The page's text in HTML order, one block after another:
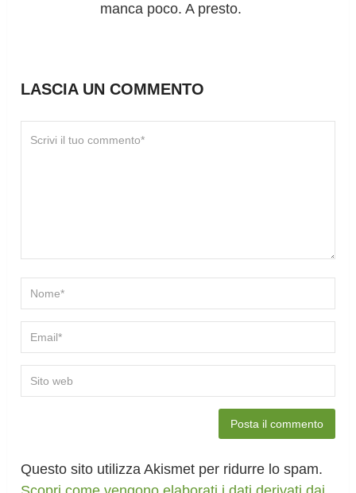
manca poco. A presto.
LASCIA UN COMMENTO
Questo sito utilizza Akismet per ridurre lo spam.